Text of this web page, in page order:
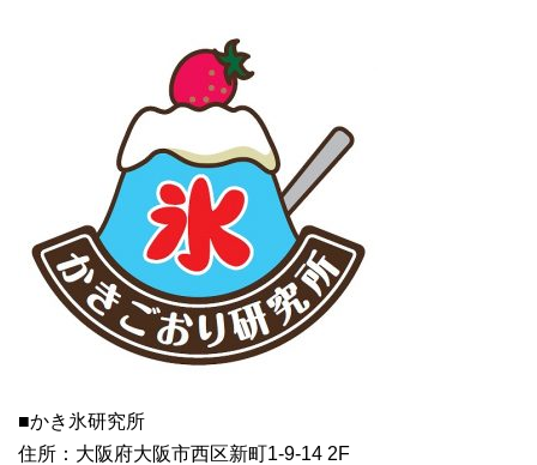
■かき氷研究所
住所：大阪府大阪市西区新町1-9-14 2F